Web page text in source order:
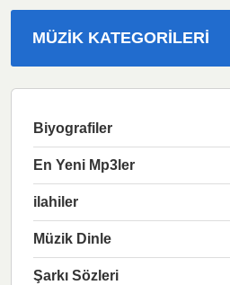
MÜZIK KATEGORILERI
Biyografiler
En Yeni Mp3ler
ilahiler
Müzik Dinle
Şarkı Sözleri